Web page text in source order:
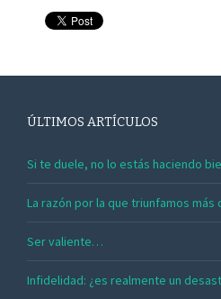
ÚLTIMOS ARTÍCULOS
Si te duele, no lo estás haciendo
La razón por la que triunfamos
Ser valiente…
Infidelidad: ¿es realmente un